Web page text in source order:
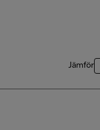
Jämför